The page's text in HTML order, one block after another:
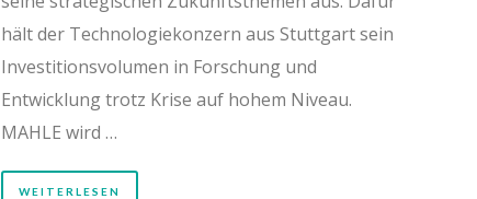
hält der Technologiekonzern aus Stuttgart sein
Investitionsvolumen in Forschung und
Entwicklung trotz Krise auf hohem Niveau.
MAHLE wird …
WEITERLESEN